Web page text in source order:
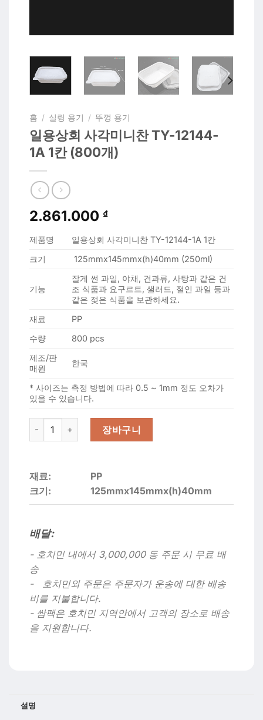
홈 / 실링 용기 / 뚜껑 용기
일용상회 사각미니찬 TY-12144-
1A 1칸 (800개)
2.861.000 ₫
제품명
일용상회 사각미니찬 TY-12144-1A 1칸
크기
125mmx145mmx(h)40mm (250ml)
기능
잘게 썬 과일, 야채, 견과류, 사탕과 같은 건
조 식품과 요구르트, 샐러드, 절인 과일 등과
같은 젖은 식품을 보관하세요.
재료
PP
수량
800 pcs
제조/판
매원
한국
* 사이즈는 측정 방법에 따라 0.5 ~ 1mm 정도 오차가
있을 수 있습니다.
일용상회 사각미니찬 TY-12144-1A 1칸 (800개) 수량
장바구니
재료:
PP
크기:
125mmx145mmx(h)40mm
배달:
- 호치민 내에서 3,000,000 동 주문 시 무료 배
송
- 호치민외 주문은 주문자가 운송에 대한 배송
비를 지불합니다.
- 쌈팩은 호치민 지역안에서 고객의 장소로 배송
을 지원합니다.
설명